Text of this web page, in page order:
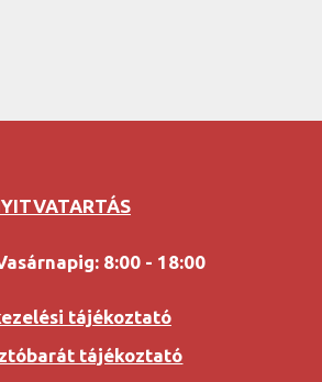
8:00 - 18:00
tájékoztató
tájékoztató